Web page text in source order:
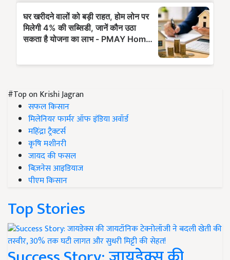
#Top on Krishi Jagran
सफल किसान
मिलेनियर फार्मर ऑफ इंडिया अवॉर्ड
महिंद्रा ट्रैक्टर्स
कृषि मशीनरी
जायद की फसल
बिज़नेस आइडियाज
पीएम किसान
Top Stories